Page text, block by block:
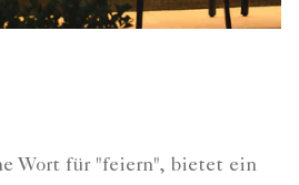
Wort für "feiern", bietet ein